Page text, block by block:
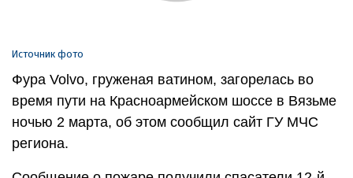
Источник фото
Фура Volvo, груженая ватином, загорелась во
время пути на Красноармейском шоссе в Вязьме
ночью 2 марта, об этом сообщил сайт ГУ МЧС
региона.